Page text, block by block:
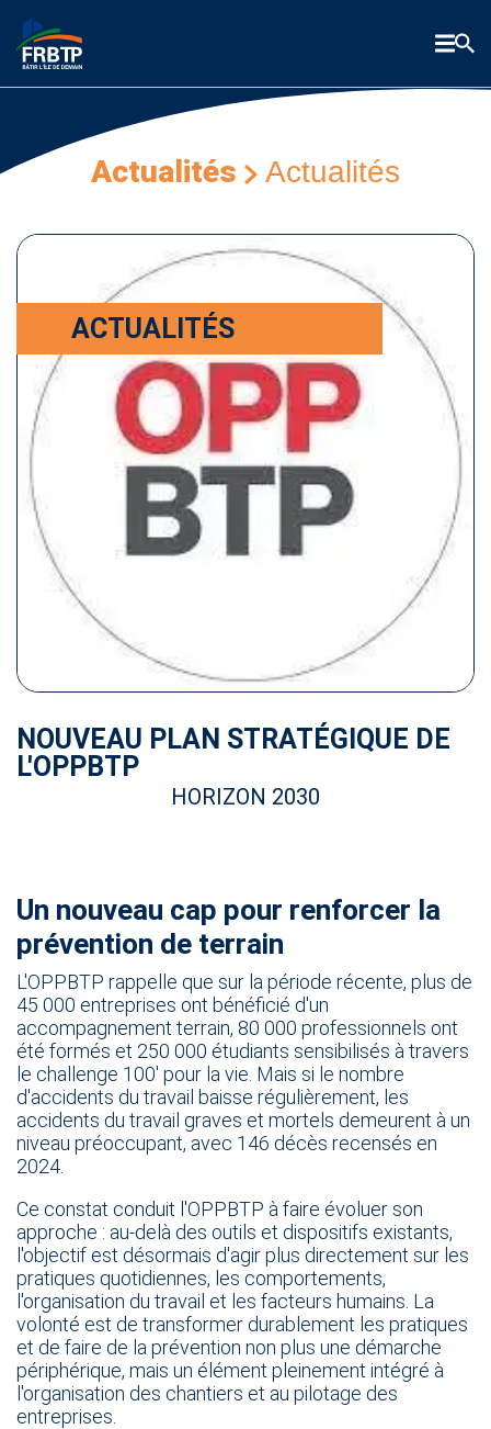
Actualités Actualités
ACTUALITÉS
NOUVEAU PLAN STRATÉGIQUE DE
L'OPPBTP
HORIZON 2030
Un nouveau cap pour renforcer la
prévention de terrain​
L'OPPBTP rappelle que sur la période récente, plus de
45 000 entreprises ont bénéficié d'un
accompagnement terrain, 80 000 professionnels ont
été formés et 250 000 étudiants sensibilisés à travers
le challenge 100' pour la vie. Mais si le nombre
d'accidents du travail baisse régulièrement, les
accidents du travail graves et mortels demeurent à un
niveau préoccupant, avec 146 décès recensés en
2024.
Ce constat conduit l'OPPBTP à faire évoluer son
approche : au-delà des outils et dispositifs existants,
l'objectif est désormais d'agir plus directement sur les
pratiques quotidiennes, les comportements,
l'organisation du travail et les facteurs humains. La
volonté est de transformer durablement les pratiques
et de faire de la prévention non plus une démarche
périphérique, mais un élément pleinement intégré à
l'organisation des chantiers et au pilotage des
entreprises.​